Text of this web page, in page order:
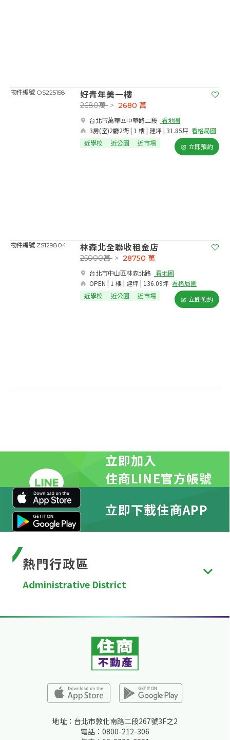
物件編號 OS225158 好青年美一樓
台北市萬華區中華路二段​ 看地圖
3房(室)2廳2衛 | 1 樓 | 建坪 | 31.85坪 看格局圖
2680萬 > 2680 萬
近學校 近公園 近市場 立即預約
物件編號 ZS129804 林森北全聯收租金店
台北市中山區林森北路​ 看地圖
OPEN | 1 樓 | 建坪 | 136.09坪 看格局圖
25000萬 > 28750 萬
近學校 近公園 近市場 立即預約
立即加入
住商LINE官方帳號
立即下載住商APP
熱門行政區
Administrative District
市、新竹縣、苗栗縣、彰化縣、南投縣、雲林縣、嘉
基隆市、新竹市
地址：台北市敦化南路二段267號3F之2
電話：0800-212-306